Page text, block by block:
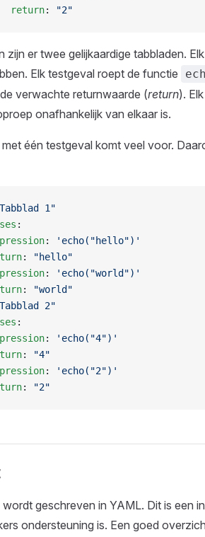
return
: "2"
zijn er twee gelijkaardige tabbladen.
Elk testgeval roept de functie
verwachte returnwaarde (return).
onafhankelijk van elkaar is.
één testgeval komt veel voor.
1"
:
:
'echo("hello")'
:
"hello"
:
'echo("world")'
:
"world"
2"
:
:
'echo("4")'
:
"4"
:
'echo("2")'
: "2"
wordt geschreven in YAML. Dit is een
ondersteuning is. Een goed